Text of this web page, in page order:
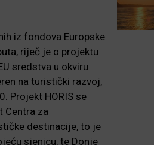
iz fondova Europske
riječ je o projektu
sredstva u okviru
na turistički razvoj,
Projekt HORIS se
Centra za
destinacije, to je
sjenicu, te Donje